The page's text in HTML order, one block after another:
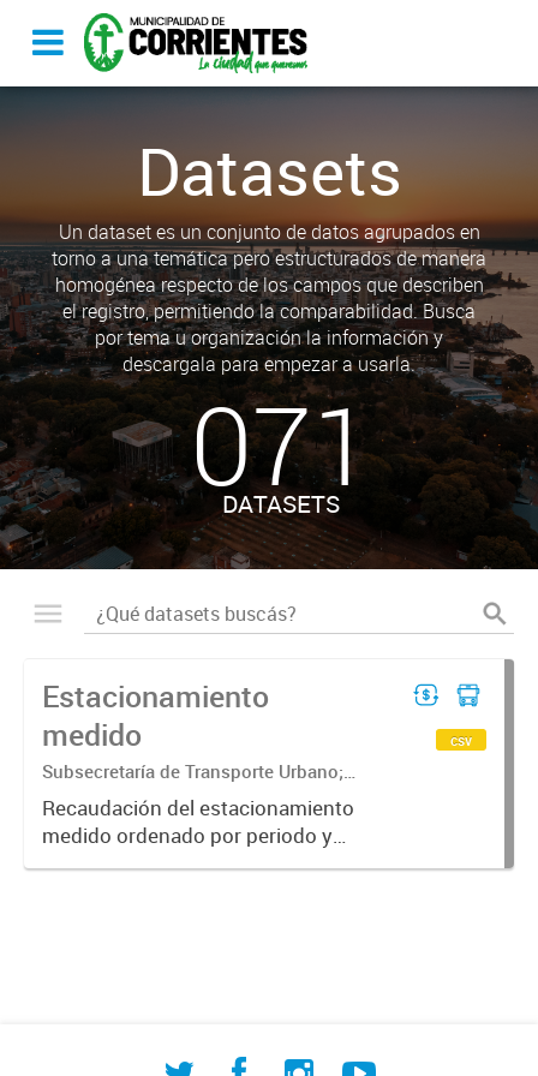
Datasets
Un dataset es un conjunto de datos agrupados en
torno a una temática pero estructurados de manera
homogénea respecto de los campos que describen
el registro, permitiendo la comparabilidad. Busca
por tema u organización la información y
descargala para empezar a usarla.
071
DATASETS
Estacionamiento
medido
Subsecretaría de Transporte Urbano;
Secretaría de Movilidad Urbana y
Seguridad ciudadana; Dirección General
de Transporte Urbano; Dirección de
Estacionamiento...
Recaudación del estacionamiento
medido ordenado por periodo y
categoría de recaudador
csv